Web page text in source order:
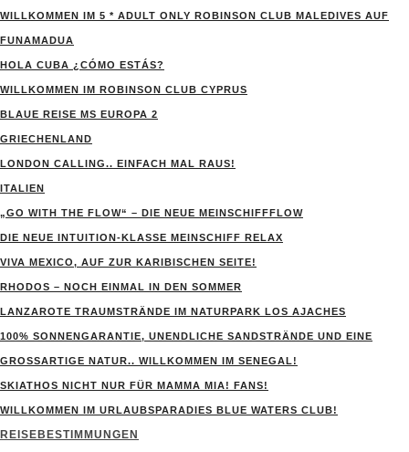
WILLKOMMEN IM 5 * ADULT ONLY ROBINSON CLUB MALEDIVES AUF
FUNAMADUA
HOLA CUBA ¿CÓMO ESTÁS?
WILLKOMMEN IM ROBINSON CLUB CYPRUS
BLAUE REISE MS EUROPA 2
GRIECHENLAND
LONDON CALLING.. EINFACH MAL RAUS!
ITALIEN
„GO WITH THE FLOW“ – DIE NEUE MEINSCHIFFFLOW
DIE NEUE INTUITION-KLASSE MEINSCHIFF RELAX
VIVA MEXICO, AUF ZUR KARIBISCHEN SEITE!
RHODOS – NOCH EINMAL IN DEN SOMMER
LANZAROTE TRAUMSTRÄNDE IM NATURPARK LOS AJACHES
100% SONNENGARANTIE, UNENDLICHE SANDSTRÄNDE UND EINE
GROSSARTIGE NATUR.. WILLKOMMEN IM SENEGAL!
SKIATHOS NICHT NUR FÜR MAMMA MIA! FANS!
WILLKOMMEN IM URLAUBSPARADIES BLUE WATERS CLUB!
REISEBESTIMMUNGEN